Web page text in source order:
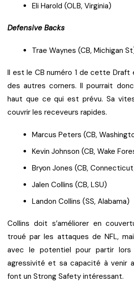
Eli Harold (OLB, Virginia)
Defensive Backs
Trae Waynes (CB, Michigan
Il est le CB numéro 1 de cette Draft
des autres corners. Il pourrait
haut que ce qui est prévu. Sa
couvrir les receveurs rapides.
Marcus Peters (CB,
Kevin Johnson (CB, Wake
Bryon Jones (CB,
Jalen Collins (CB, LSU)
Landon Collins (SS, Alabama)
Collins doit s’améliorer en
troué par les attaques de NFL,
avec le potentiel pour partir lors
agressivité et sa capacité à venir
font un Strong Safety intéressant.